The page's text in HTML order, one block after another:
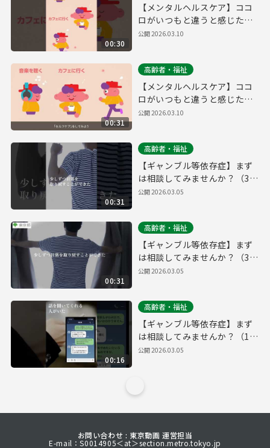
00:30
【メンタルヘルスケア】ココ
ロがいつもと違うと感じた
ら、専門家に相談してみませ
公開2026.03.10
00:31
高齢者・福祉
【メンタルヘルスケア】ココ
ロがいつもと違うと感じた
ら、専門家に相談してみませ
公開2026.03.10
00:31
高齢者・福祉
【ギャンブル等依存症】まず
は相談してみませんか？（30
秒・縦動画ver.）
公開2026.03.05
00:31
高齢者・福祉
【ギャンブル等依存症】まず
は相談してみませんか？（30
秒・横動画ver.）
公開2026.03.05
00:16
高齢者・福祉
【ギャンブル等依存症】まず
は相談してみませんか？（15
秒・縦動画ver.）
公開2026.03.05
お問い合わせ : 東京動画 運営担当
E-mail：S0014905＜at＞section.metro.tokyo.jp